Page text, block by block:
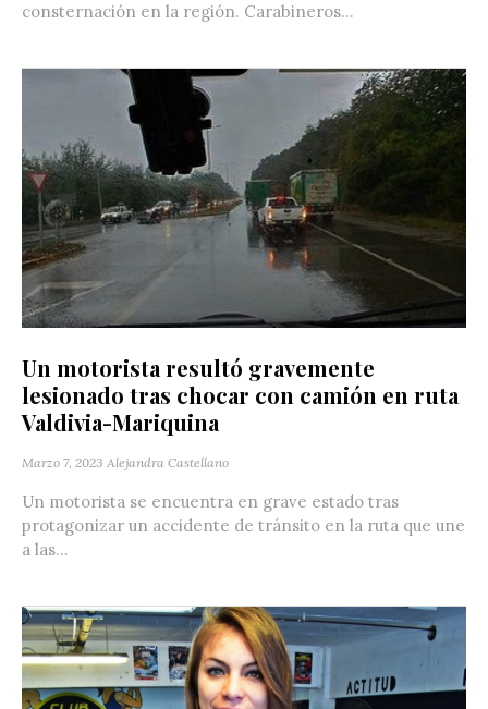
consternación en la región. Carabineros...
Un motorista resultó gravemente
lesionado tras chocar con camión en ruta
Valdivia-Mariquina
Marzo 7, 2023 Alejandra Castellano
Un motorista se encuentra en grave estado tras
protagonizar un accidente de tránsito en la ruta que une
a las...